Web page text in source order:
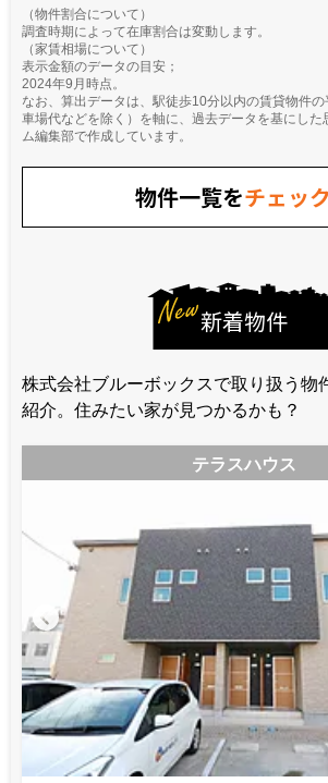
（物件割合について）
調査時期によって在庫割合は変動します。
（家賃相場について）
表示金額のデータの目安；
2024年9月時点。
なお、算出データは、駅徒歩10分以内の賃貸物件
車場代などを除く）を軸に、過去データを基にした
ム編集部で作成しています。
物件一覧をチェック
新着物件
株式会社ブルーボックスで取り扱う物
紹介。住みたい家が見つかるかも？
テラスハウス